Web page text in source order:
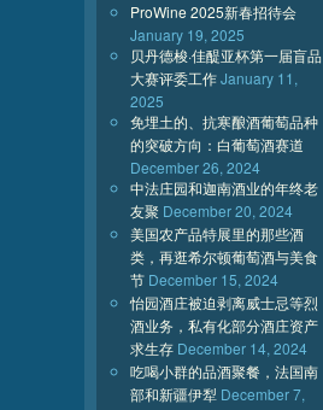
ProWine 2025新春招待会
January 19, 2025
贝丹德梭·佳醍亚杯第一届盲品
大赛评委工作January 11,
2025
免埋土的、抗寒酿酒葡萄品种
的突破方向：白葡萄酒赛道
December 26, 2024
中法庄园和迦南酒业的年终老
友聚 December 20, 2024
美国农产品特展里的那些酒
类，再逛希尔顿葡萄酒与美食
节 December 15, 2024
怡园酒庄被迫剥离威士忌等烈
酒业务，私有化部分酒庄资产
求生存 December 14, 2024
吃喝小群的品酒聚餐，法国南
部和新疆伊犁 December 7,